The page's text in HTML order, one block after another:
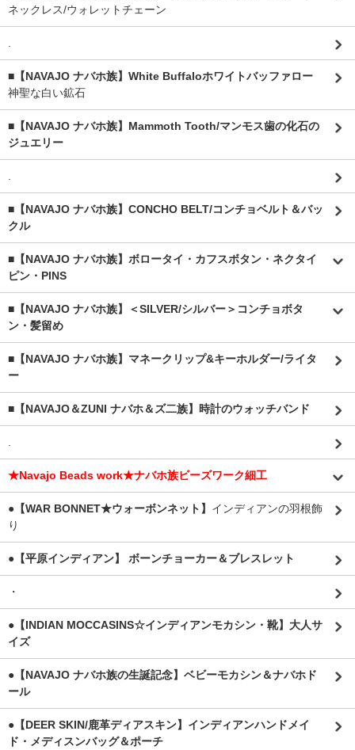
ネックレス/ウォレットチェーン
■【NAVAJO ナバホ族】White Buffaloホワイトバッファロー
神聖な白い鉱石
■【NAVAJO ナバホ族】Mammoth Tooth/マンモス歯の化石の
ジュエリー
■【NAVAJO ナバホ族】CONCHO BELT/コンチョベルト＆バッ
クル
■【NAVAJO ナバホ族】ボロータイ・カフスボタン・ネクタイ
ピン・PINS
■【NAVAJO ナバホ族】＜SILVER/シルバー＞コンチョボタ
ン・髪留め
■【NAVAJO ナバホ族】マネークリップ&キーホルダー/ライタ
ー
■【NAVAJO＆ZUNI ナバホ＆ズ二族】時計のウォッチバンド
★Navajo Beads work★ナバホ族ビーズワーク細工
●【WAR BONNET★ウォーボンネット】 インディアンの羽根飾
り
●【平原インディアン】 ボーンチョーカー＆ブレスレット
・
●【INDIAN MOCCASINS☆インディアンモカシン・靴】大人サ
イズ
●【NAVAJO ナバホ族の生誕記念】ベビーモカシン＆ナバホド
ール
●【DEER SKIN/鹿革ディアスキン】インディアンハンドメイ
ド・メディスンバッグ＆ポーチ